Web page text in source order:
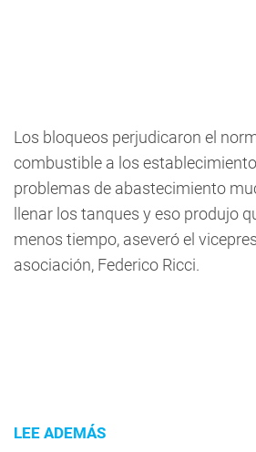
Los bloqueos perjudicaron el
combustible a los
problemas de abastecimiento
llenar los tanques y eso produjo
menos tiempo, aseveró el
asociación, Federico Ricci.
LEE ADEMÁS